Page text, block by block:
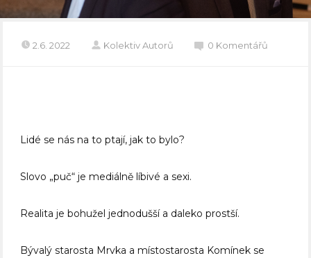
2.6. 2022 Kolektiv Autorů 0 Komentářů
Lidé se nás na to ptají, jak to bylo?
Slovo „puč“ je mediálně líbivé a sexi.
Realita je bohužel jednodušší a daleko prostší.
Bývalý starosta Mrvka a místostarosta Komínek se